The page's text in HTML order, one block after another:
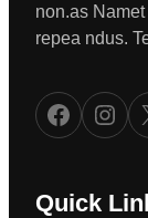
non.as
repea ndus.
Facebook Instagram
Quick